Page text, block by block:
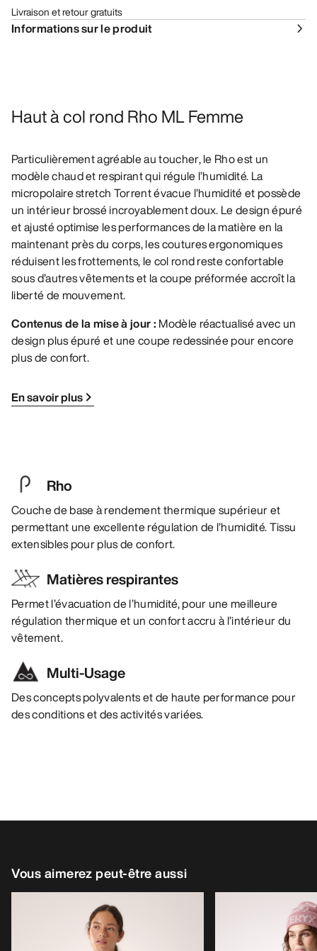
Livraison et retour gratuits
Informations sur le produit
Haut à col rond Rho ML Femme
Particulièrement agréable au toucher, le Rho est un
modèle chaud et respirant qui régule l’humidité. La
micropolaire stretch Torrent évacue l’humidité et possède
un intérieur brossé incroyablement doux. Le design épuré
et ajusté optimise les performances de la matière en la
maintenant près du corps, les coutures ergonomiques
réduisent les frottements, le col rond reste confortable
sous d’autres vêtements et la coupe préformée accroît la
liberté de mouvement.
Contenus de la mise à jour : Modèle réactualisé avec un
design plus épuré et une coupe redessinée pour encore
plus de confort.
En savoir plus
Rho
Couche de base à rendement thermique supérieur et
permettant une excellente régulation de l’humidité. Tissu
extensibles pour plus de confort.
Matières respirantes
Permet l’évacuation de l’humidité, pour une meilleure
régulation thermique et un confort accru à l’intérieur du
vêtement.
Multi-Usage
Des concepts polyvalents et de haute performance pour
des conditions et des activités variées.
Vous aimerez peut-être aussi